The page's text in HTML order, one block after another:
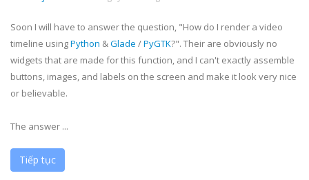
Soon I will have to answer the question, "How do I render a video
timeline usingPython &Glade /PyGTK?". Their are obviously no
widgets that are made for this function, and I can't exactly assemble
buttons, images, and labels on the screen and make it look very nice
or believable.
The answer ...
Tiếp tục